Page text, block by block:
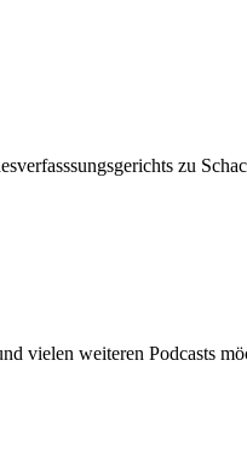
zu
vielen weiteren Podcasts